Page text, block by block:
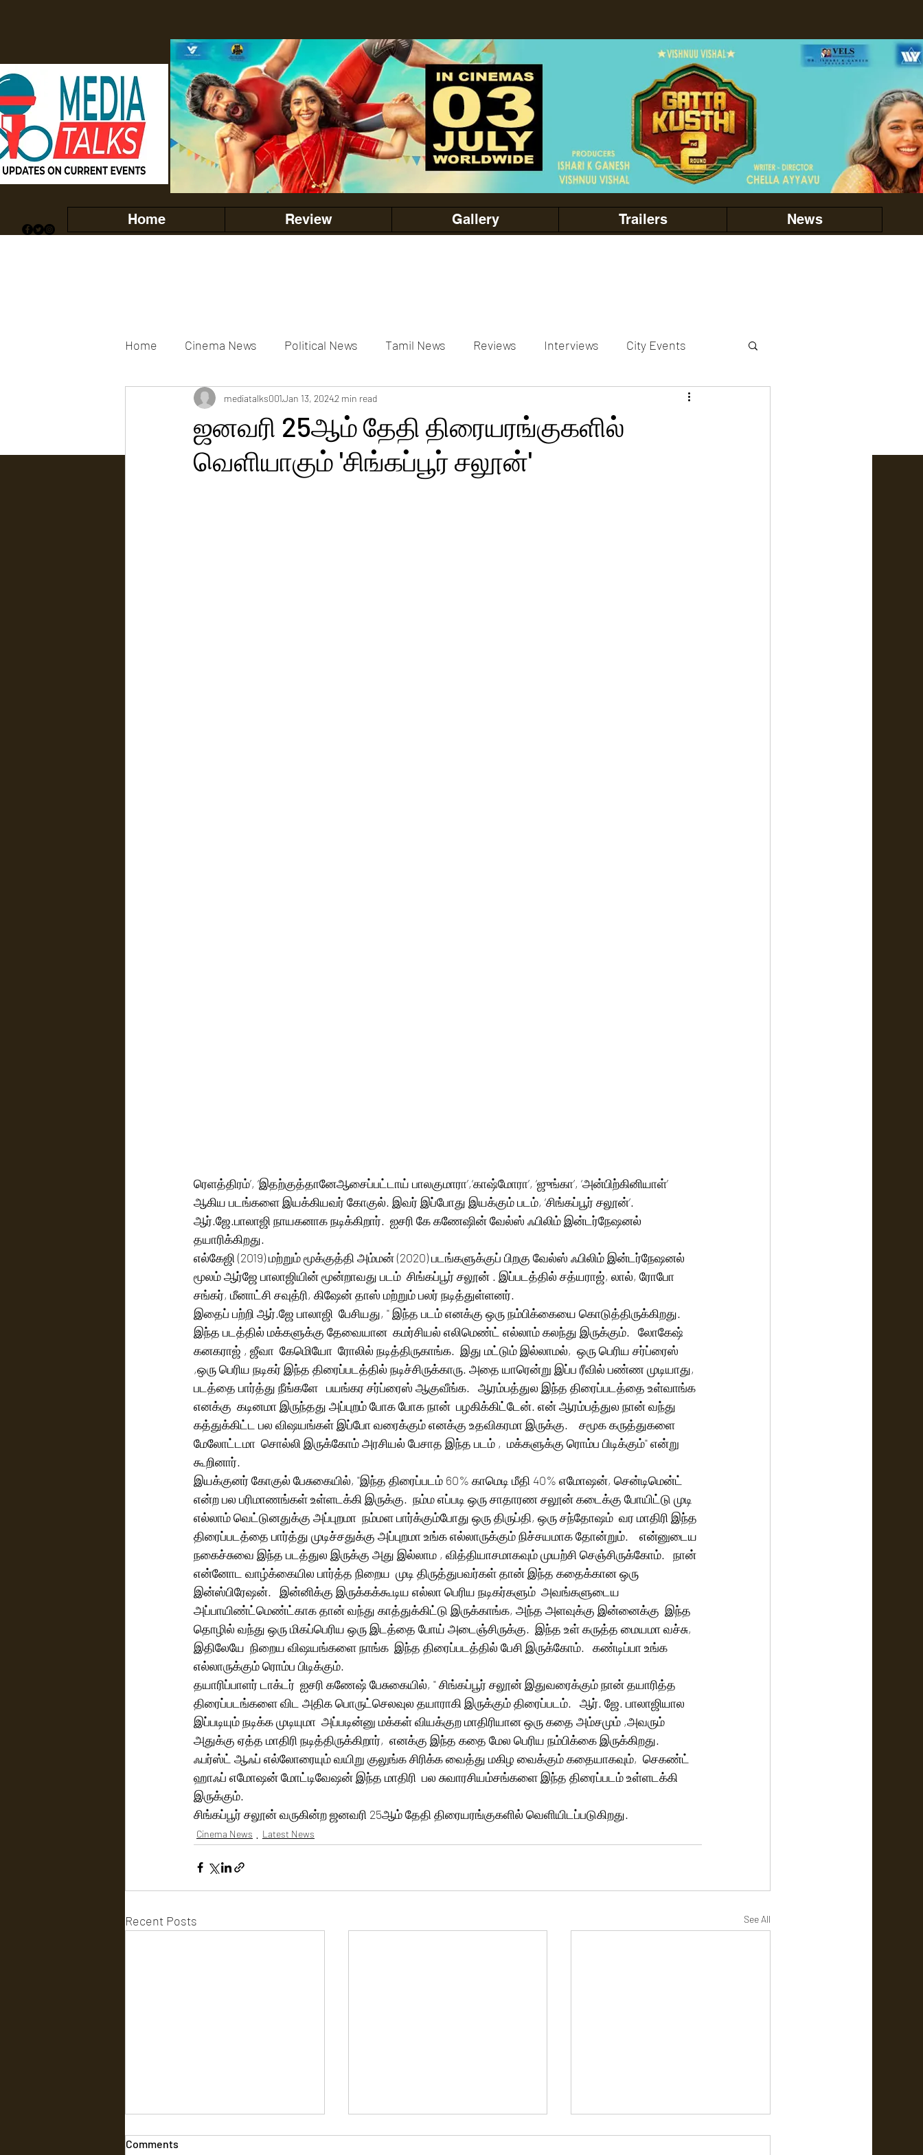
Home Review Gallery Trailers News
Home Cinema News Political News Tamil News Reviews Interviews City Events
Movies Gallery Actress Gallery Events Gallery actors gallery
Tv news
ஜனவரி 25ஆம் தேதி திரையரங்குகளில்
வெளியாகும் 'சிங்கப்பூர் சலூன்'
mediatalks001Jan 13, 20242 min read
ரெளத்திரம்’, ‘இதற்குத்தானேஆசைப்பட்டாய் பாலகுமாரா’,‘காஷ்மோரா’, ‘ஜுங்கா’, ‘அன்பிற்கினியாள்’
ஆகிய படங்களை இயக்கியவர் கோகுல். இவர் இப்போது இயக்கும் படம், ‘சிங்கப்பூர் சலூன்’.
ஆர்.ஜே.பாலாஜி நாயகனாக நடிக்கிறார்.  ஐசரி கே கணேஷின் வேல்ஸ் ஃபிலிம் இன்டர்நேஷனல்
தயாரிக்கிறது.
எல்கேஜி (2019) மற்றும் மூக்குத்தி அம்மன் (2020) படங்களுக்குப் பிறகு வேல்ஸ் ஃபிலிம் இன்டர்நேஷனல்
மூலம் ஆர்ஜே பாலாஜியின் மூன்றாவது படம்  சிங்கப்பூர் சலூன் . இப்படத்தில் சத்யராஜ், லால், ரோபோ
சங்கர், மீனாட்சி சவுத்ரி, கிஷேன் தாஸ் மற்றும் பலர் நடித்துள்ளனர்.
இதைப் பற்றி ஆர்.ஜே பாலாஜி  பேசியது, " இந்த படம் எனக்கு ஒரு நம்பிக்கையை கொடுத்திருக்கிறது.
இந்த படத்தில் மக்களுக்கு தேவையான  கமர்சியல் எலிமெண்ட் எல்லாம் கலந்து இருக்கும்.   லோகேஷ்
கனகராஜ் , ஜீவா  கேமெியோ  ரோலில் நடித்திருகாங்க.  இது மட்டும் இல்லாமல்,  ஒரு பெரிய சர்ப்ரைஸ்
,ஒரு பெரிய நடிகர் இந்த திரைப்படத்தில் நடிச்சிருக்காரு. அதை யாரென்று இப்ப ரீவில் பண்ண முடியாது,
படத்தை பார்த்து நீங்களே   பயங்கர சர்ப்ரைஸ் ஆகுவீங்க.   ஆரம்பத்துல இந்த திரைப்படத்தை உள்வாங்க
எனக்கு  கடினமா இருந்தது அப்புறம் போக போக நான்  பழகிக்கிட்டேன். என் ஆரம்பத்துல நான் வந்து
கத்துக்கிட்ட பல விஷயங்கள் இப்போ வரைக்கும் எனக்கு உதவிகரமா இருக்கு.    சமூக கருத்துகளை
மேலோட்டமா  சொல்லி இருக்கோம் அரசியல் பேசாத இந்த படம் ,  மக்களுக்கு ரொம்ப பிடிக்கும்" என்று
கூறினார்.
இயக்குனர் கோகுல் பேசுகையில், "இந்த திரைப்படம் 60% காமெடி மீதி 40% எமோஷன், சென்டிமென்ட்
என்ற பல பரிமாணங்கள் உள்ளடக்கி இருக்கு.  நம்ம எப்படி ஒரு சாதாரண சலூன் கடைக்கு போயிட்டு முடி
எல்லாம் வெட்டுனதுக்கு அப்புறமா  நம்மள பார்க்கும்போது ஒரு திருப்தி, ஒரு சந்தோஷம்  வர மாதிரி இந்த
திரைப்படத்தை பார்த்து முடிச்சதுக்கு அப்புறமா உங்க எல்லாருக்கும் நிச்சயமாக தோன்றும்.    என்னுடைய
நகைச்சுவை இந்த படத்துல இருக்கு அது இல்லாம , வித்தியாசமாகவும் முயற்சி செஞ்சிருக்கோம்.   நான்
என்னோட வாழ்க்கையில பார்த்த நிறைய  முடி திருத்துபவர்கள் தான் இந்த கதைக்கான ஒரு
இன்ஸ்பிரேஷன்.   இன்னிக்கு இருக்கக்கூடிய எல்லா பெரிய நடிகர்களும்  அவங்களுடைய
அப்பாயிண்ட்மெண்ட்காக தான் வந்து காத்துக்கிட்டு இருக்காங்க, அந்த அளவுக்கு இன்னைக்கு  இந்த
தொழில் வந்து ஒரு மிகப்பெரிய ஒரு இடத்தை போய் அடைஞ்சிருக்கு.  இந்த உள் கருத்த மையமா வச்சு,
இதிலேயே  நிறைய விஷயங்களை நாங்க  இந்த திரைப்படத்தில் பேசி இருக்கோம்.   கண்டிப்பா உங்க
எல்லாருக்கும் ரொம்ப பிடிக்கும்.
தயாரிப்பாளர் டாக்டர்  ஐசரி கணேஷ் பேசுகையில், " சிங்கப்பூர் சலூன் இதுவரைக்கும் நான் தயாரித்த
திரைப்படங்களை விட அதிக பொருட்செலவுல தயாராகி இருக்கும் திரைப்படம்.   ஆர். ஜே. பாலாஜியால
இப்படியும் நடிக்க முடியுமா  அப்படின்னு மக்கள் வியக்குற மாதிரியான ஒரு கதை அம்சமும் ,அவரும்
அதுக்கு ஏத்த மாதிரி நடித்திருக்கிறார்,  எனக்கு இந்த கதை மேல பெரிய நம்பிக்கை இருக்கிறது.
ஃபர்ஸ்ட் ஆஃப் எல்லோரையும் வயிறு குலுங்க சிரிக்க வைத்து மகிழ வைக்கும் கதையாகவும்,  செகண்ட்
ஹாஃப் எமோஷன் மோட்டிவேஷன் இந்த மாதிரி  பல சுவாரசியம்சங்களை இந்த திரைப்படம் உள்ளடக்கி
இருக்கும்.
சிங்கப்பூர் சலூன் வருகின்ற ஜனவரி 25ஆம் தேதி திரையரங்குகளில் வெளியிடப்படுகிறது.
Cinema News Latest News
Recent Posts See All
Comments